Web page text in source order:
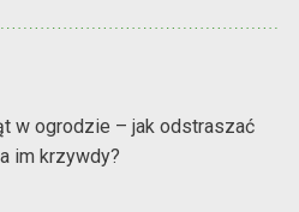
w ogrodzie – jak odstraszać
im krzywdy?